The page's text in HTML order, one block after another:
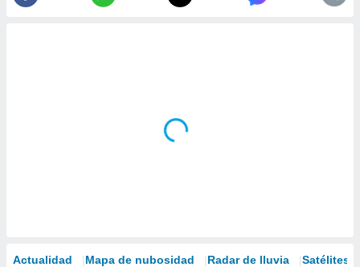
Actualidad Mapa de nubosidad Radar de lluvia Satélites